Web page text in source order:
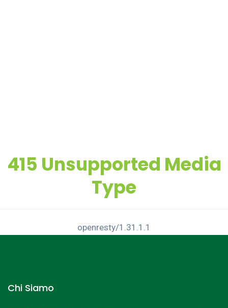
415 Unsupported Media
Type
openresty/1.31.1.1
Chi Siamo